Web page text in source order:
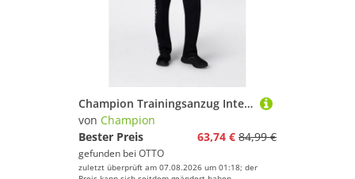
Champion Trainingsanzug Interlock Tracksuit (2-tlg), mit Stehkragen, zweiteiliges Set, aus New Poly Interlock, gerader Saum
von Champion
Bester Preis
63,74 € 84,99 €
gefunden bei OTTO
zuletzt überprüft am 07.08.2026 um 01:18; der